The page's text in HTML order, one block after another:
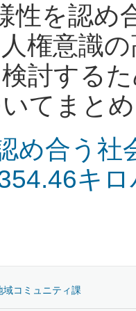
性を認め
権意識
討する
てまと
め合う
キ
域コミュニティ課